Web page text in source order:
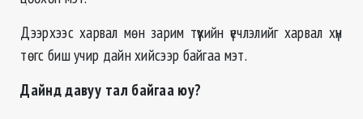
Дээрхээс харвал мөн зарим түүхийн үечлэлийг харвал хүн
төгс биш учир дайн хийсээр байгаа мэт.
Дайнд давуу тал байгаа юу?